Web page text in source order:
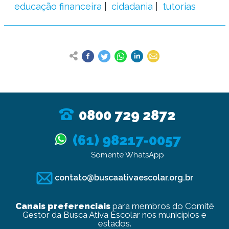
educação financeira
cidadania tutorias
0800 729 2872
(61) 98217-0057
Somente WhatsApp
contato@buscaativaescolar.org.br
Canais preferenciaispara membros do Comitê
Gestor da Busca Ativa Escolar nos municípios e
estados.